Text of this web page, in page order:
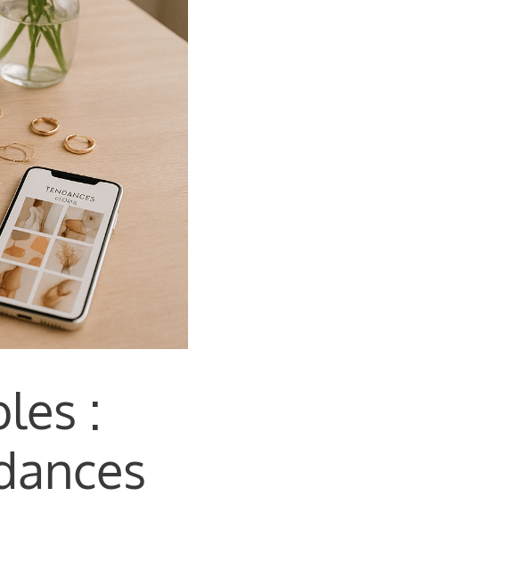
: